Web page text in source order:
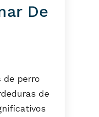
De
de perro
de